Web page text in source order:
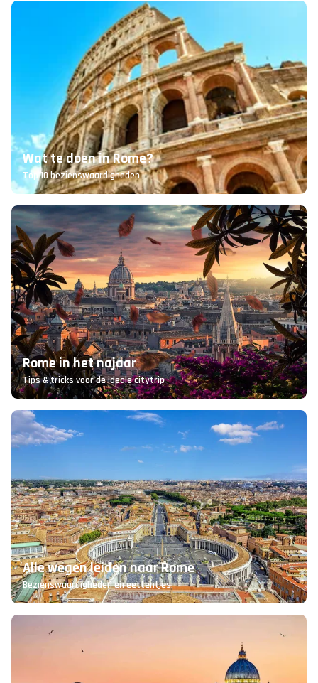
Wat te doen in Rome?
Top 10 bezienswaardigheden
Rome in het najaar
Tips & tricks voor de ideale citytrip
Alle wegen leiden naar Rome
Bezienswaardigheden en eettentjes